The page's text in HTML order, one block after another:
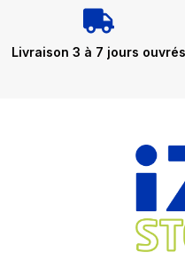
Livraison 3 à 7 jours ouvrés